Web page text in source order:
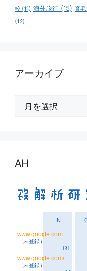
較 (11) 海外旅行 (15) 育毛
(12)
アーカイブ
AH